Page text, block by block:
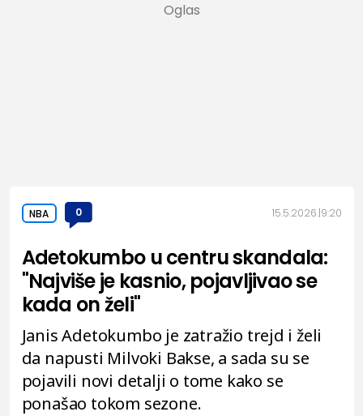
NBA 0 15.5.2026. 9:20
Adetokumbo u centru skandala:
"Najviše je kasnio, pojavljivao se
kada on želi"
Janis Adetokumbo je zatražio trejd i želi
da napusti Milvoki Bakse, a sada su se
pojavili novi detalji o tome kako se
ponašao tokom sezone.